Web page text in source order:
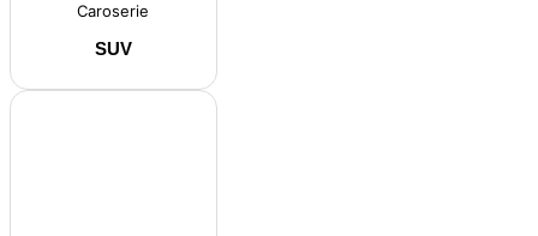
Caroserie
SUV